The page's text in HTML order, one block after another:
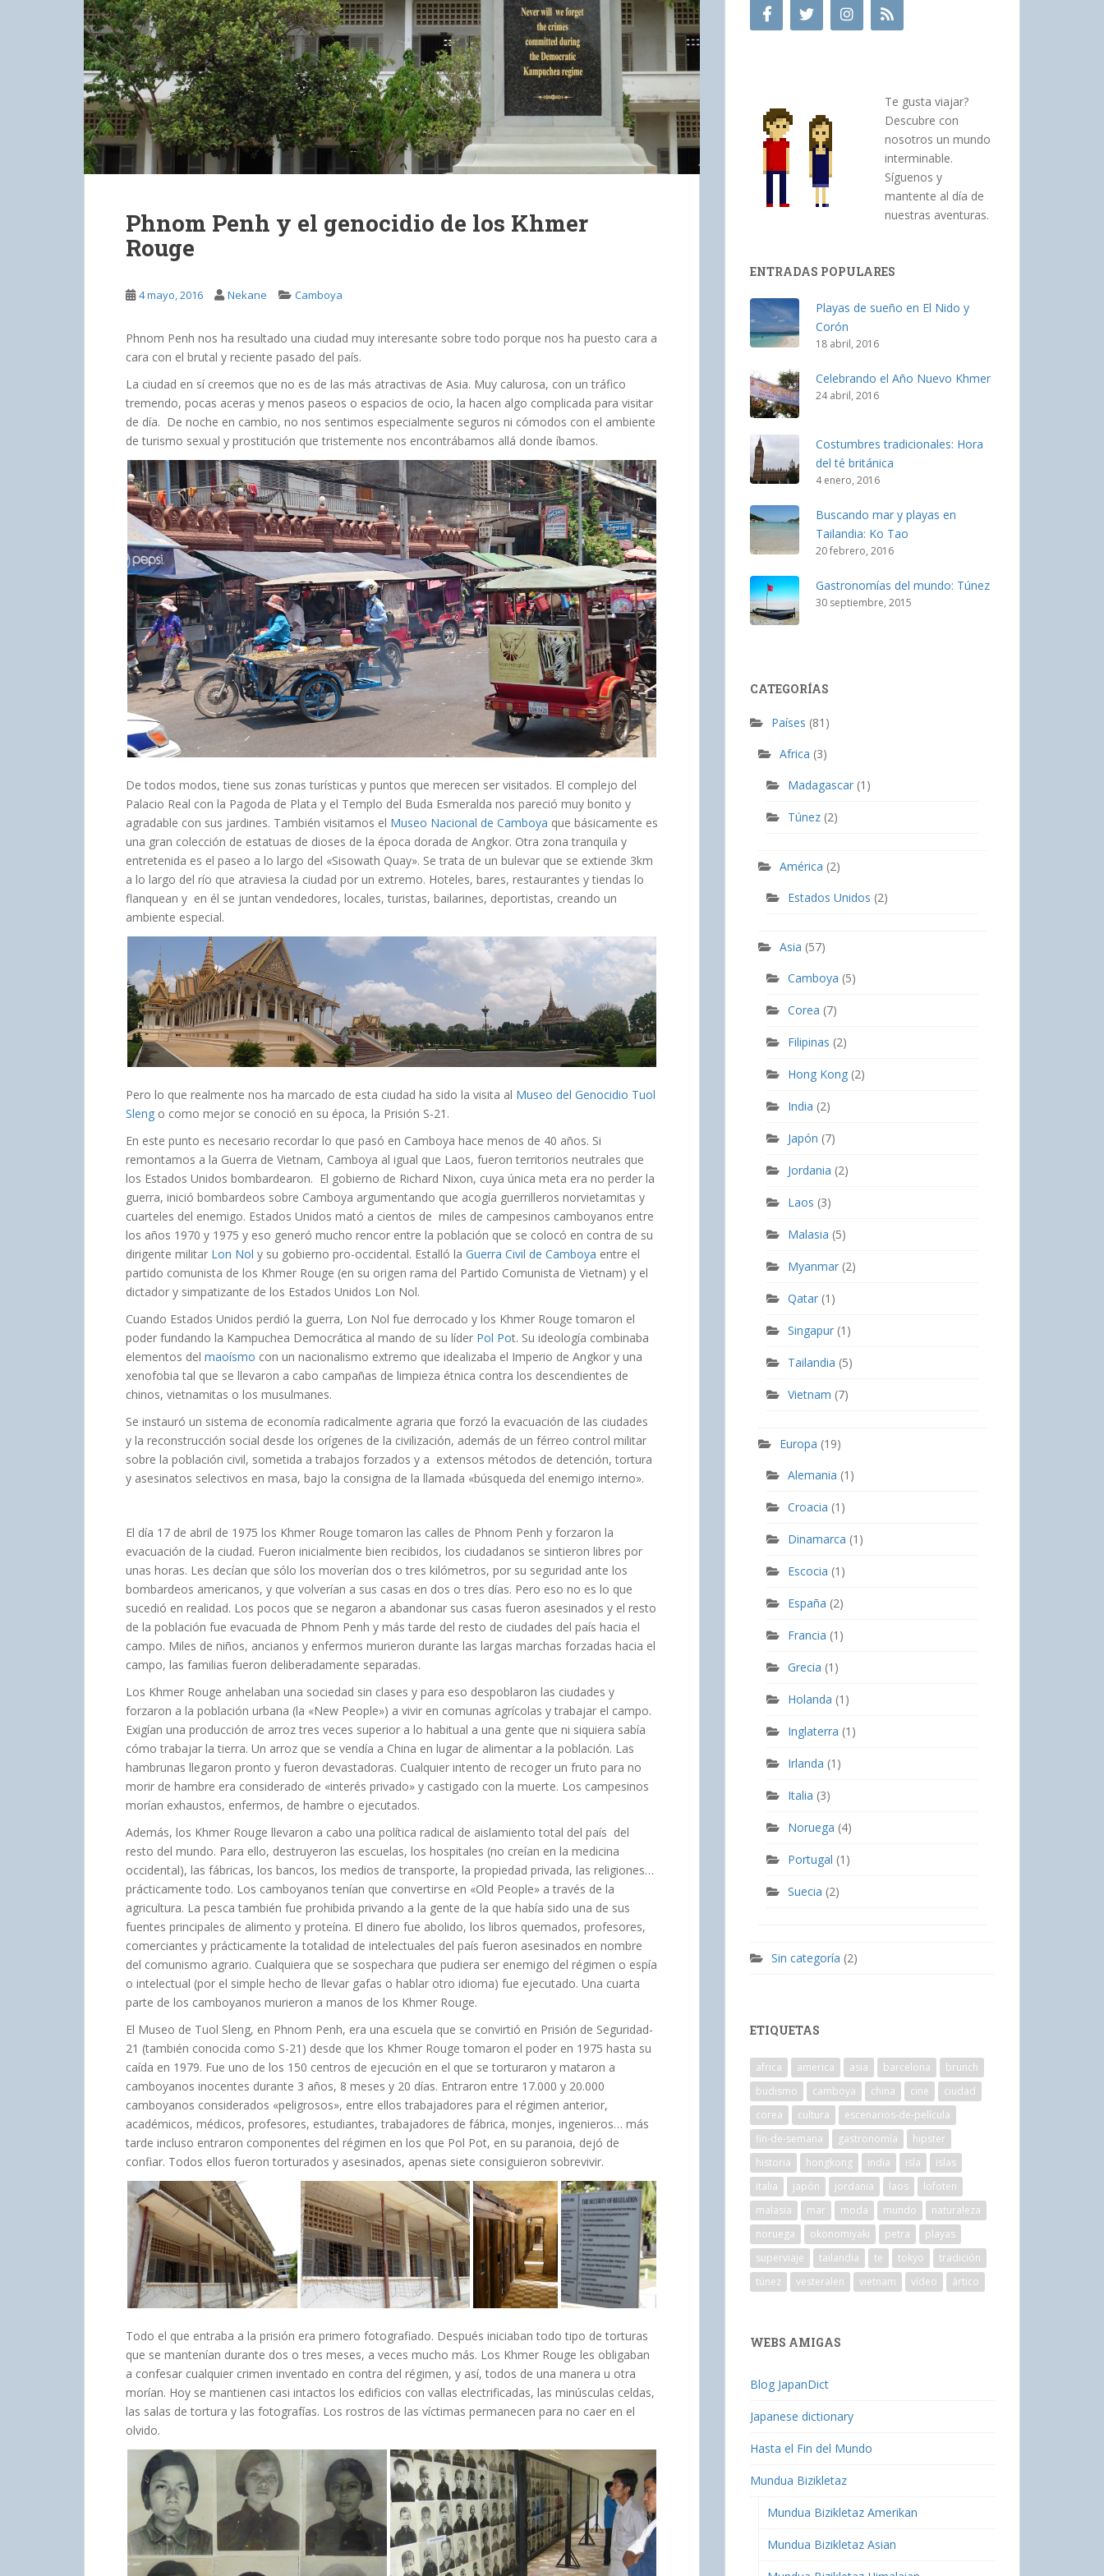
Phnom Penh y el genocidio de los Khmer
Rouge
4 mayo, 2016 Nekane Camboya
Phnom Penh nos ha resultado una ciudad muy interesante sobre todo porque nos ha puesto cara a
cara con el brutal y reciente pasado del país.
La ciudad en sí creemos que no es de las más atractivas de Asia. Muy calurosa, con un tráfico
tremendo, pocas aceras y menos paseos o espacios de ocio, la hacen algo complicada para visitar
de día. De noche en cambio, no nos sentimos especialmente seguros ni cómodos con el ambiente
de turismo sexual y prostitución que tristemente nos encontrábamos allá donde íbamos.
De todos modos, tiene sus zonas turísticas y puntos que merecen ser visitados. El complejo del
Palacio Real con la Pagoda de Plata y el Templo del Buda Esmeralda nos pareció muy bonito y
agradable con sus jardines. También visitamos el Museo Nacional de Camboya que básicamente es
una gran colección de estatuas de dioses de la época dorada de Angkor. Otra zona tranquila y
entretenida es el paseo a lo largo del «Sisowath Quay». Se trata de un bulevar que se extiende 3km
a lo largo del río que atraviesa la ciudad por un extremo. Hoteles, bares, restaurantes y tiendas lo
flanquean y en él se juntan vendedores, locales, turistas, bailarines, deportistas, creando un
ambiente especial.
Pero lo que realmente nos ha marcado de esta ciudad ha sido la visita al Museo del Genocidio Tuol
Sleng o como mejor se conoció en su época, la Prisión S-21.
En este punto es necesario recordar lo que pasó en Camboya hace menos de 40 años. Si
remontamos a la Guerra de Vietnam, Camboya al igual que Laos, fueron territorios neutrales que
los Estados Unidos bombardearon. El gobierno de Richard Nixon, cuya única meta era no perder la
guerra, inició bombardeos sobre Camboya argumentando que acogía guerrilleros norvietamitas y
cuarteles del enemigo. Estados Unidos mató a cientos de miles de campesinos camboyanos entre
los años 1970 y 1975 y eso generó mucho rencor entre la población que se colocó en contra de su
dirigente militar Lon Nol y su gobierno pro-occidental. Estalló la Guerra Civil de Camboya entre el
partido comunista de los Khmer Rouge (en su origen rama del Partido Comunista de Vietnam) y el
dictador y simpatizante de los Estados Unidos Lon Nol.
Cuando Estados Unidos perdió la guerra, Lon Nol fue derrocado y los Khmer Rouge tomaron el
poder fundando la Kampuchea Democrática al mando de su líder Pol Pot. Su ideología combinaba
elementos del maoísmo con un nacionalismo extremo que idealizaba el Imperio de Angkor y una
xenofobia tal que se llevaron a cabo campañas de limpieza étnica contra los descendientes de
chinos, vietnamitas o los musulmanes.
Se instauró un sistema de economía radicalmente agraria que forzó la evacuación de las ciudades
y la reconstrucción social desde los orígenes de la civilización, además de un férreo control militar
sobre la población civil, sometida a trabajos forzados y a extensos métodos de detención, tortura
y asesinatos selectivos en masa, bajo la consigna de la llamada «búsqueda del enemigo interno».
El día 17 de abril de 1975 los Khmer Rouge tomaron las calles de Phnom Penh y forzaron la
evacuación de la ciudad. Fueron inicialmente bien recibidos, los ciudadanos se sintieron libres por
unas horas. Les decían que sólo los moverían dos o tres kilómetros, por su seguridad ante los
bombardeos americanos, y que volverían a sus casas en dos o tres días. Pero eso no es lo que
sucedió en realidad. Los pocos que se negaron a abandonar sus casas fueron asesinados y el resto
de la población fue evacuada de Phnom Penh y más tarde del resto de ciudades del país hacia el
campo. Miles de niños, ancianos y enfermos murieron durante las largas marchas forzadas hacia el
campo, las familias fueron deliberadamente separadas.
Los Khmer Rouge anhelaban una sociedad sin clases y para eso despoblaron las ciudades y
forzaron a la población urbana (la «New People») a vivir en comunas agrícolas y trabajar el campo.
Exigían una producción de arroz tres veces superior a lo habitual a una gente que ni siquiera sabía
cómo trabajar la tierra. Un arroz que se vendía a China en lugar de alimentar a la población. Las
hambrunas llegaron pronto y fueron devastadoras. Cualquier intento de recoger un fruto para no
morir de hambre era considerado de «interés privado» y castigado con la muerte. Los campesinos
morían exhaustos, enfermos, de hambre o ejecutados.
Además, los Khmer Rouge llevaron a cabo una política radical de aislamiento total del país del
resto del mundo. Para ello, destruyeron las escuelas, los hospitales (no creían en la medicina
occidental), las fábricas, los bancos, los medios de transporte, la propiedad privada, las religiones…
prácticamente todo. Los camboyanos tenían que convertirse en «Old People» a través de la
agricultura. La pesca también fue prohibida privando a la gente de la que había sido una de sus
fuentes principales de alimento y proteína. El dinero fue abolido, los libros quemados, profesores,
comerciantes y prácticamente la totalidad de intelectuales del país fueron asesinados en nombre
del comunismo agrario. Cualquiera que se sospechara que pudiera ser enemigo del régimen o espía
o intelectual (por el simple hecho de llevar gafas o hablar otro idioma) fue ejecutado. Una cuarta
parte de los camboyanos murieron a manos de los Khmer Rouge.
El Museo de Tuol Sleng, en Phnom Penh, era una escuela que se convirtió en Prisión de Seguridad-
21 (también conocida como S-21) desde que los Khmer Rouge tomaron el poder en 1975 hasta su
caída en 1979. Fue uno de los 150 centros de ejecución en el que se torturaron y mataron a
camboyanos inocentes durante 3 años, 8 meses y 20 días. Entraron entre 17.000 y 20.000
camboyanos considerados «peligrosos», entre ellos trabajadores para el régimen anterior,
académicos, médicos, profesores, estudiantes, trabajadores de fábrica, monjes, ingenieros… más
tarde incluso entraron componentes del régimen en los que Pol Pot, en su paranoia, dejó de
confiar. Todos ellos fueron torturados y asesinados, apenas siete consiguieron sobrevivir.
Todo el que entraba a la prisión era primero fotografiado. Después iniciaban todo tipo de torturas
que se mantenían durante dos o tres meses, a veces mucho más. Los Khmer Rouge les obligaban
a confesar cualquier crimen inventado en contra del régimen, y así, todos de una manera u otra
morían. Hoy se mantienen casi intactos los edificios con vallas electrificadas, las minúsculas celdas,
las salas de tortura y las fotografías. Los rostros de las víctimas permanecen para no caer en el
olvido.
Te gusta viajar?
Descubre con
nosotros un mundo
interminable.
Síguenos y
mantente al día de
nuestras aventuras.
ENTRADAS POPULARES
Playas de sueño en El Nido y
Corón
18 abril, 2016
Celebrando el Año Nuevo Khmer
24 abril, 2016
Costumbres tradicionales: Hora
del té británica
4 enero, 2016
Buscando mar y playas en
Tailandia: Ko Tao
20 febrero, 2016
Gastronomías del mundo: Túnez
30 septiembre, 2015
CATEGORÍAS
Países (81)
Africa (3)
Madagascar (1)
Túnez (2)
América (2)
Estados Unidos (2)
Asia (57)
Camboya (5)
Corea (7)
Filipinas (2)
Hong Kong (2)
India (2)
Japón (7)
Jordania (2)
Laos (3)
Malasia (5)
Myanmar (2)
Qatar (1)
Singapur (1)
Tailandia (5)
Vietnam (7)
Europa (19)
Alemania (1)
Croacia (1)
Dinamarca (1)
Escocia (1)
España (2)
Francia (1)
Grecia (1)
Holanda (1)
Inglaterra (1)
Irlanda (1)
Italia (3)
Noruega (4)
Portugal (1)
Suecia (2)
Sin categoría (2)
ETIQUETAS
africa america asia barcelona
brunch
budismo
camboya china cine
ciudad
corea
cultura
escenarios-de-película
fin-de-semana
gastronomía
hipster
historia
hongkong india isla
islas
italia
japón jordania laos
lofoten
malasia
mar moda mundo
naturaleza
noruega
okonomiyaki petra
playas
superviaje
tailandia te tokyo
tradición
túnez
vesteralen vietnam vídeo ártico
WEBS AMIGAS
Blog JapanDict
Japanese dictionary
Hasta el Fin del Mundo
Mundua Bizikletaz
Mundua Bizikletaz Amerikan
Mundua Bizikletaz Asian